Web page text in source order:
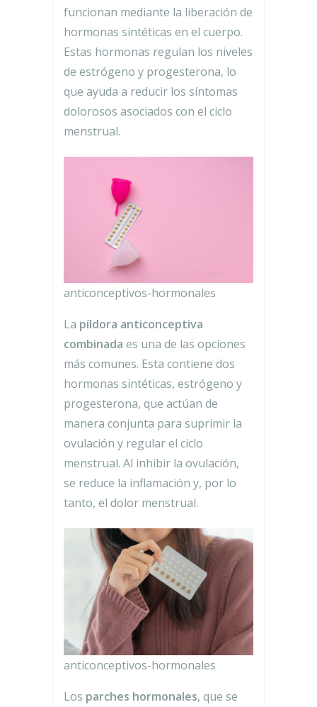
funcionan mediante la liberación de
hormonas sintéticas en el cuerpo.
Estas hormonas regulan los niveles
de estrógeno y progesterona, lo
que ayuda a reducir los síntomas
dolorosos asociados con el ciclo
menstrual.
anticonceptivos-hormonales
La píldora anticonceptiva
combinada es una de las opciones
más comunes. Esta contiene dos
hormonas sintéticas, estrógeno y
progesterona, que actúan de
manera conjunta para suprimir la
ovulación y regular el ciclo
menstrual. Al inhibir la ovulación,
se reduce la inflamación y, por lo
tanto, el dolor menstrual.
anticonceptivos-hormonales
Los parches hormonales, que se